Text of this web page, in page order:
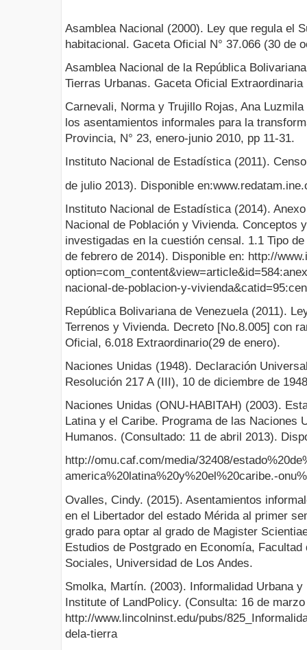
Asamblea Nacional (2000). Ley que regula el
habitacional. Gaceta Oficial N° 37.066 (30 de
Asamblea Nacional de la República
Tierras Urbanas. Gaceta Oficial Extraordinaria
Carnevali, Norma y Trujillo Rojas, Ana
los asentamientos informales para la
Provincia, N° 23, enero-junio 2010, pp 11-31.
Instituto Nacional de Estadística (2011).
de julio 2013). Disponible
Instituto Nacional de Estadística (2014).
Nacional de Población y Vivienda. Conceptos
investigadas en la cuestión censal. 1.1 Tipo
de febrero de 2014). Disponible en: http://
nacional-de-poblacion-y-
República Bolivariana de Venezuela (2011).
Terrenos y Vivienda. Decreto [No.8.005] con
Oficial, 6.018 Extraordinario(29 de enero).
Naciones Unidas (1948). Declaración
Resolución 217 A (III), 10 de diciembre de
Naciones Unidas (ONU-HABITAH) (2003).
Latina y el Caribe. Programa de las Naciones
Humanos. (Consultado: 11 de abril 2013).
http://omu.caf.com/media/32408/
america%20latina%20y%20el%20caribe.-
Ovalles, Cindy. (2015). Asentamientos
en el Libertador del estado Mérida al primer
grado para optar al grado de Magister
Estudios de Postgrado en Economía,
Sociales, Universidad de Los Andes.
Smolka, Martín. (2003). Informalidad Urbana
Institute of LandPolicy. (Consulta: 16 de
http://www.lincolninst.edu/pubs/
dela-tierra